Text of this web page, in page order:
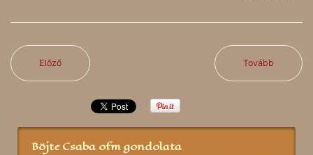
Előző Tovább
Böjte Csaba ofm gondolata